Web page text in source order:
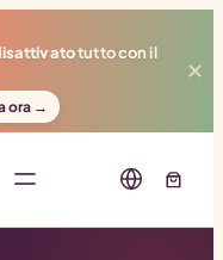
tutto con il
ora →
✕